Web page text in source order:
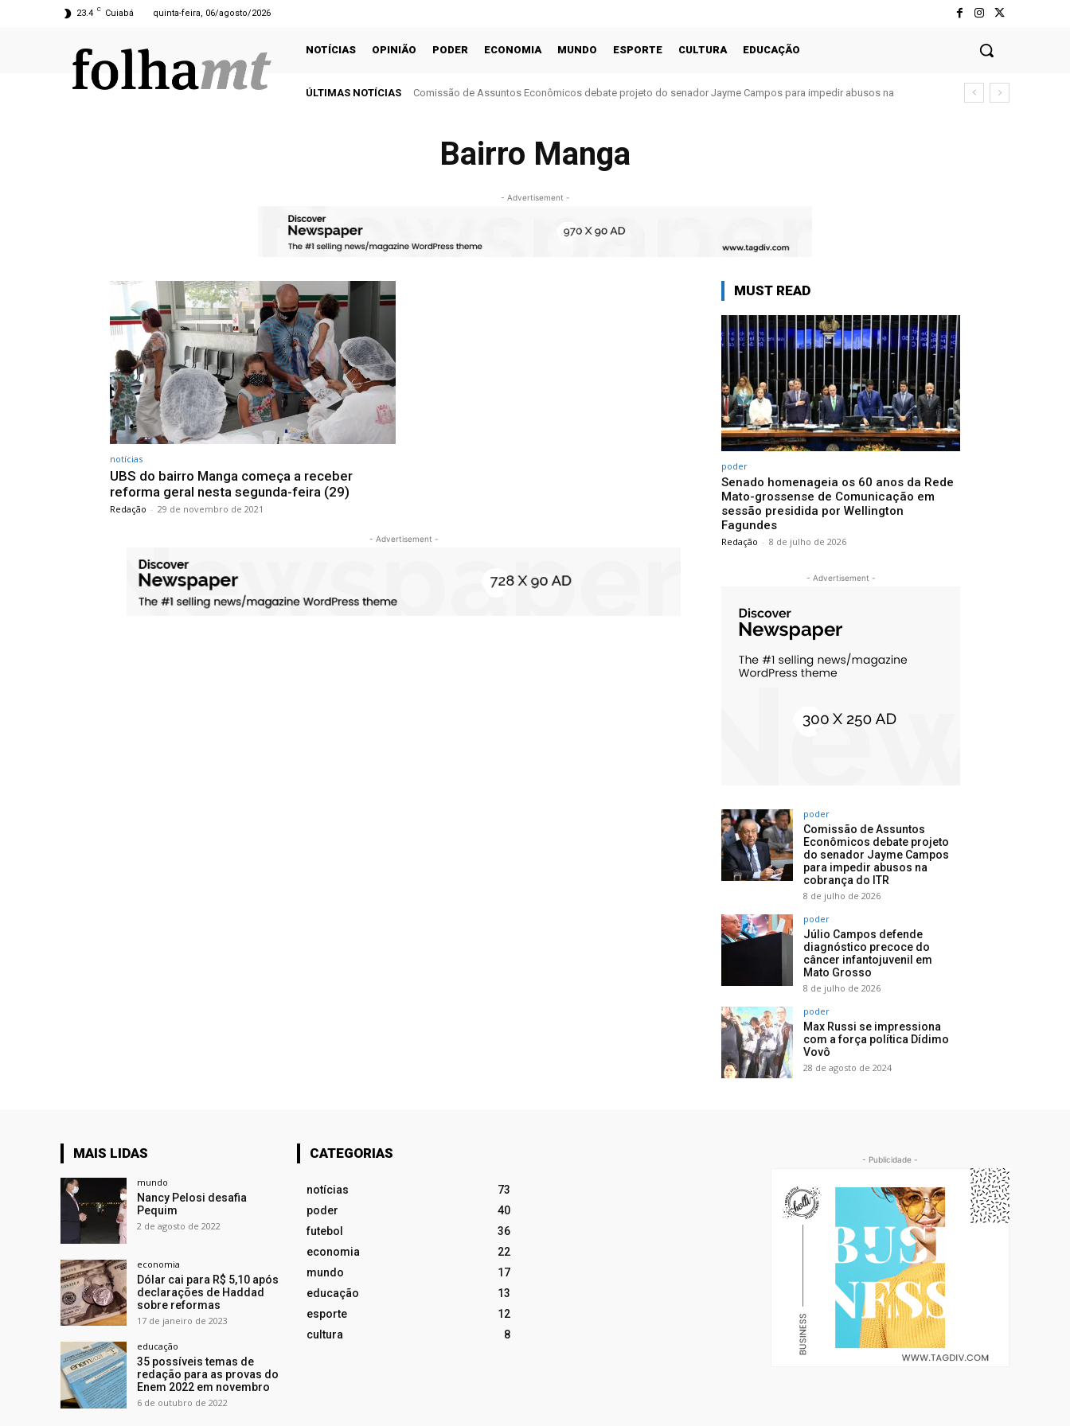
23.4 C Cuiabá quinta-feira, 06/agosto/2026
NOTÍCIAS OPINIÃO PODER ECONOMIA MUNDO ESPORTE CULTURA EDUCAÇÃO
ÚLTIMAS NOTÍCIAS
Comissão de Assuntos Econômicos debate projeto do senador Jayme Campos para impedir abusos na
Bairro Manga
- Advertisement -
notícias
UBS do bairro Manga começa a receber
reforma geral nesta segunda-feira (29)
Redação - 29 de novembro de 2021
- Advertisement -
MUST READ
poder
Senado homenageia os 60 anos da Rede
Mato-grossense de Comunicação em
sessão presidida por Wellington
Fagundes
Redação - 8 de julho de 2026
- Advertisement -
poder
Comissão de Assuntos
Econômicos debate projeto
do senador Jayme Campos
para impedir abusos na
cobrança do ITR
8 de julho de 2026
poder
Júlio Campos defende
diagnóstico precoce do
câncer infantojuvenil em
Mato Grosso
8 de julho de 2026
poder
Max Russi se impressiona
com a força política Dídimo
Vovô
28 de agosto de 2024
MAIS LIDAS
mundo
Nancy Pelosi desafia
Pequim
2 de agosto de 2022
economia
Dólar cai para R$ 5,10 após
declarações de Haddad
sobre reformas
17 de janeiro de 2023
educação
35 possíveis temas de
redação para as provas do
Enem 2022 em novembro
6 de outubro de 2022
CATEGORIAS
notícias
73
poder
40
futebol
36
economia
22
mundo
17
educação
13
esporte
12
cultura
8
- Publicidade -